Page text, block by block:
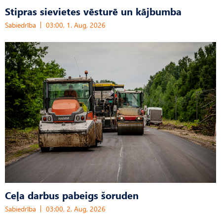
Stipras sievietes vēsturē un kājbumba
Sabiedrība 03:00, 1. Aug, 2026
Ceļa darbus pabeigs šoruden
Sabiedrība 03:00, 2. Aug, 2026